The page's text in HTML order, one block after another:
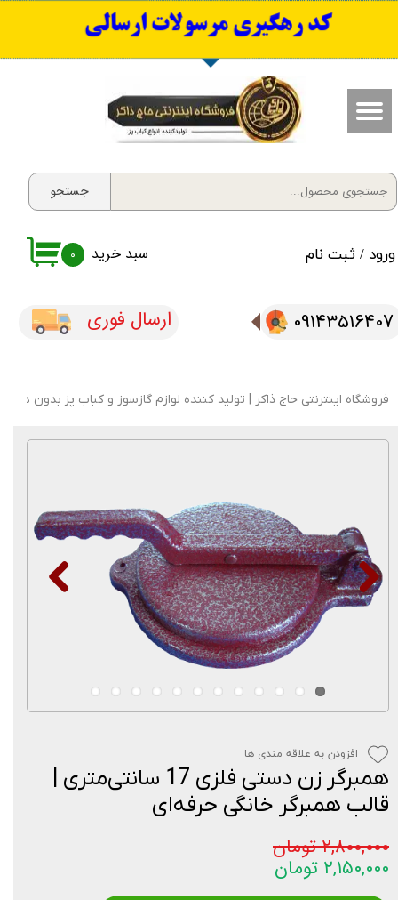
ورود / ثبت نام
حساب کاربری من
سفارشات
۰
جستجو
​کد رهگیری مرسولات ارسالی
09143516407​​​​​​​ ارسال فوری
سبد خرید
فروشگاه اینترنتی حاج ذاکر | تولید کننده لوازم گازسوز و کباب پز بدون دود
همبرگر زن دستی فلزی 17 سانتی‌متری |
قالب همبرگر خانگی حرفه‌ای
۲,۸۰۰,۰۰۰ تومان
۲,۱۵۰,۰۰۰ تومان
افزودن به علاقه مندی ها